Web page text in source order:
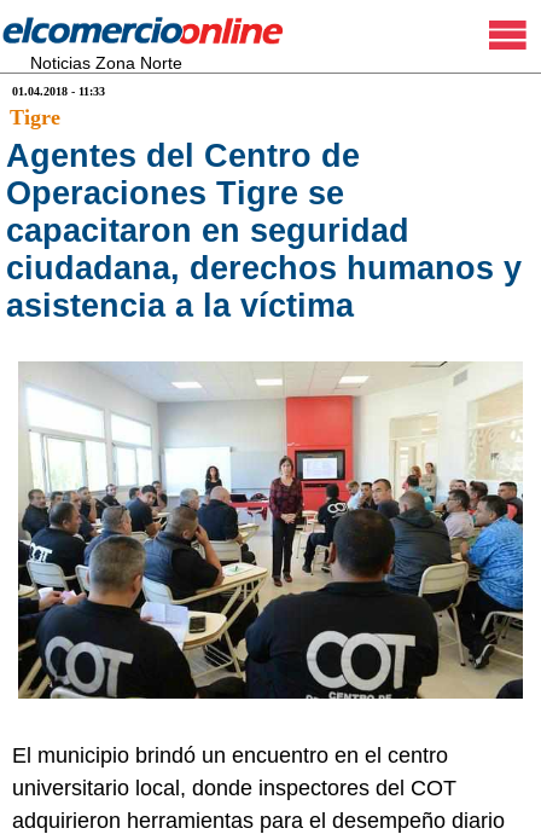
Noticias Zona Norte
01.04.2018 - 11:33
Tigre
Agentes del Centro de
Operaciones Tigre se
capacitaron en seguridad
ciudadana, derechos humanos y
asistencia a la víctima
El municipio brindó un encuentro en el centro
universitario local, donde inspectores del COT
adquirieron herramientas para el desempeño diario